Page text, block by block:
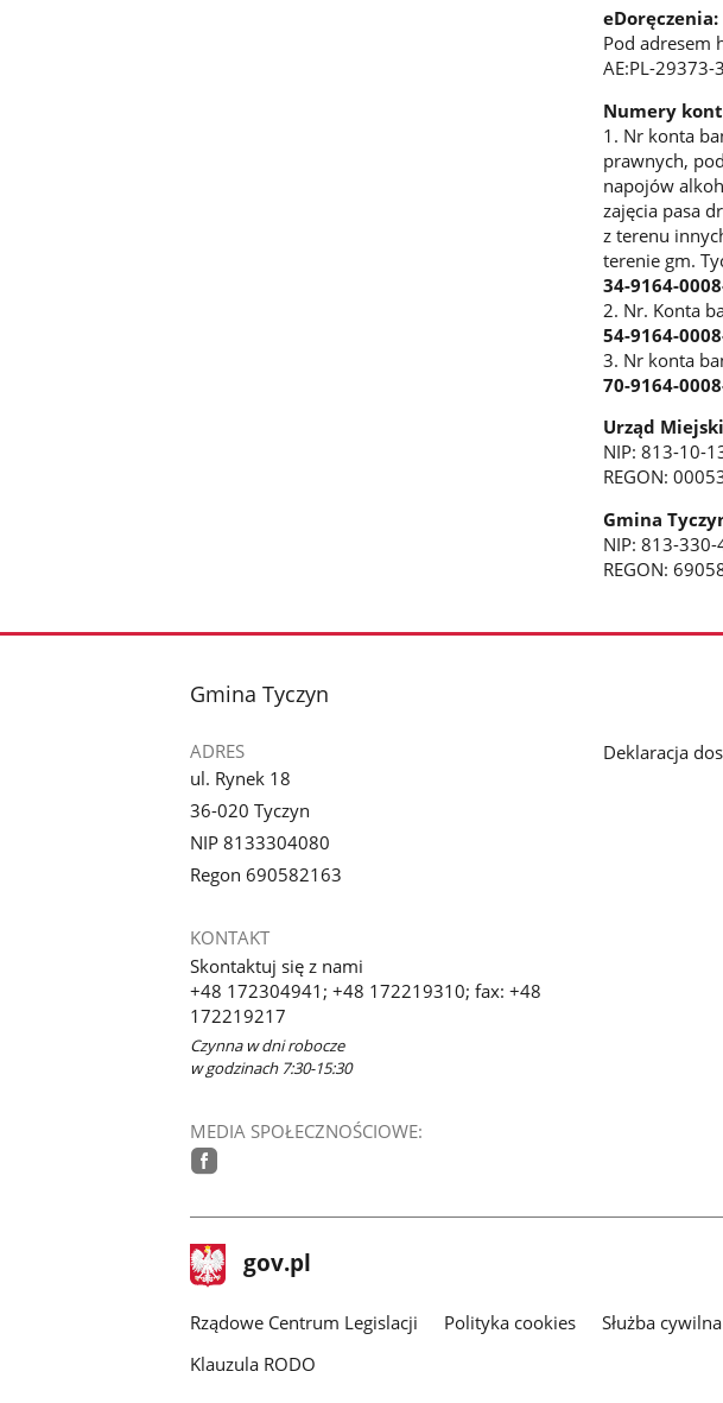
eDoręczenia:
Pod adresem
AE:PL-29373-
Numery
1. Nr konta
prawnych,
napojów
zajęcia pasa
z terenu
terenie gm.
34-9164-
2. Nr. Konta
54-9164-
3. Nr konta
70-9164-
Urząd
NIP: 813-10-
REGON:
Gmina
NIP: 813-330-
REGON:
stopka
Gmina Tyczyn
ADRES
ul. Rynek 18
36-020 Tyczyn
NIP 8133304080
Regon 690582163
KONTAKT
Skontaktuj się z nami
+48 172304941; +48 172219310; fax: +48
172219217
Czynna w dni robocze
w godzinach 7:30-15:30
MEDIA SPOŁECZNOŚCIOWE:
Deklaracja
stopka
gov.pl Strona
gov.pl
Rządowe Centrum Legislacji Polityka cookies Służba cywilna
Klauzula RODO